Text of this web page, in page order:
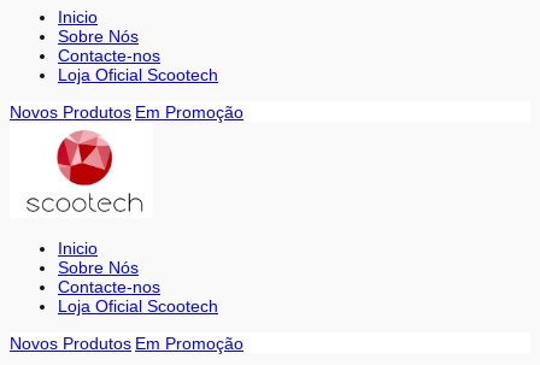
Inicio
Sobre Nós
Contacte-nos
Loja Oficial Scootech
Novos Produtos Em Promoção
Inicio
Sobre Nós
Contacte-nos
Loja Oficial Scootech
Novos Produtos Em Promoção